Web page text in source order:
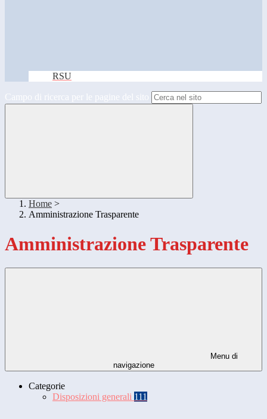
RSU
Campo di ricerca per le pagine del sito
Home >
Amministrazione Trasparente
Amministrazione Trasparente
Menu di
navigazione
Categorie
Disposizioni generali 111